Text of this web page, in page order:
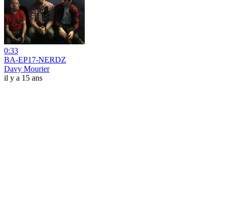
0:33
BA-EP17-NERDZ
Davy Mourier
il y a 15 ans